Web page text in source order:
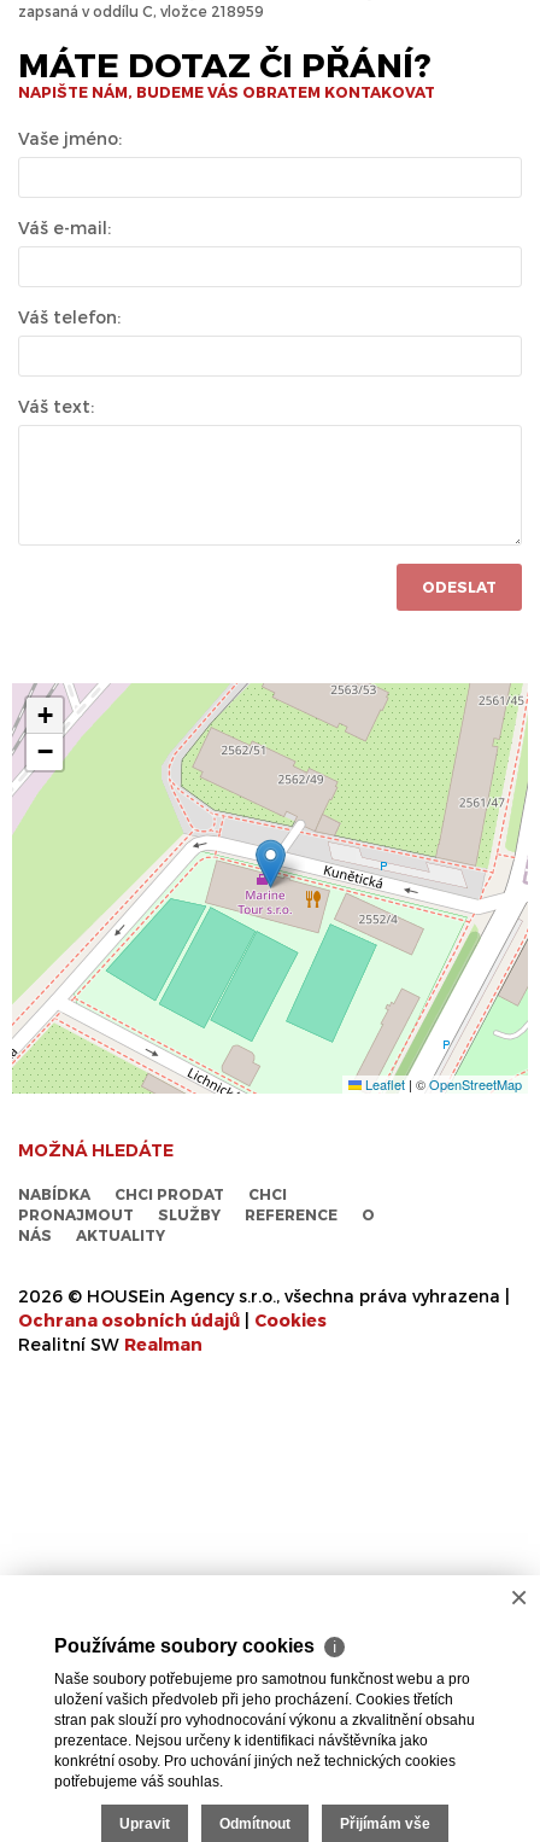
zapsaná v oddílu C, vložce 218959
MÁTE DOTAZ ČI PŘÁNÍ?
NAPIŠTE NÁM, BUDEME VÁS OBRATEM KONTAKOVAT
Vaše jméno:
Váš e-mail:
Váš telefon:
Váš text:
ODESLAT
+
−
Leaflet | ©OpenStreetMap
MOŽNÁ HLEDÁTE
NABÍDKA CHCI PRODAT
CHCI
PRONAJMOUT
SLUŽBY REFERENCE
O
NÁS
AKTUALITY
2026 © HOUSEin Agency s.r.o., všechna práva vyhrazena |
Ochrana osobních údajů
Cookies
Realitní SW Realman
×
Používáme soubory cookies ℹ
Naše soubory potřebujeme pro samotnou funkčnost webu a pro
uložení vašich předvoleb při jeho procházení. Cookies třetích
stran pak slouží pro vyhodnocování výkonu a zkvalitnění obsahu
prezentace. Nejsou určeny k identifikaci návštěvníka jako
konkrétní osoby. Pro uchování jiných než technických cookies
potřebujeme váš souhlas.
Upravit Odmítnout Přijímám vše